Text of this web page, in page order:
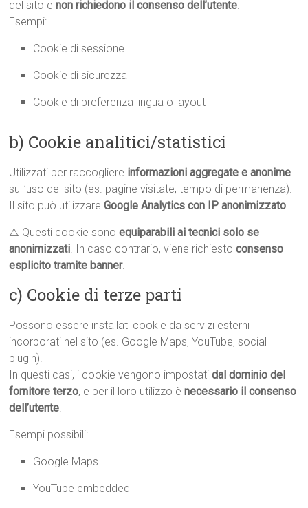
del sito enon richiedono il consenso dell’utente.
Esempi:
Cookie di sessione
Cookie di sicurezza
Cookie di preferenza lingua o layout
b) Cookie analitici/statistici
Utilizzati per raccogliere informazioni aggregate e anonime
sull’uso del sito (es. pagine visitate, tempo di permanenza).
Il sito può utilizzareGoogle Analytics con IP anonimizzato.
⚠️ Questi cookie sonoequiparabili ai tecnici solo se
anonimizzati. In caso contrario, viene richiestoconsenso
esplicito tramite banner.
c) Cookie di terze parti
Possono essere installati cookie da servizi esterni
incorporati nel sito (es. Google Maps, YouTube, social
plugin).
In questi casi, i cookie vengono impostatidal dominio del
fornitore terzo, e per il loro utilizzo ènecessario il consenso
dell’utente.
Esempi possibili:
Google Maps
YouTube embedded